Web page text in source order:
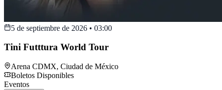
5 de septiembre de 2026 • 03:00
Tini Futttura World Tour
Arena CDMX, Ciudad de México
Boletos Disponibles
Eventos